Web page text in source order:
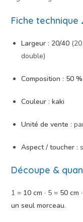
Fiche technique
Largeur : 20/40
double)
Composition : 50
Couleur :kaki
Unité de vente :
Aspect / toucher :
Découpe &
1 = 10 cm · 5 = 50 cm
un seul morceau.